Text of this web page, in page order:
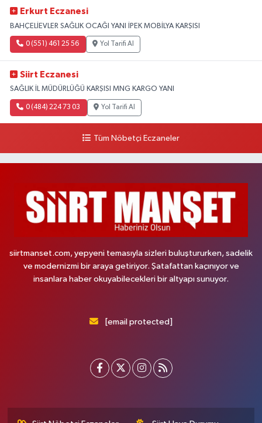
Erkurt Eczanesi
BAHÇELİEVLER SAĞLIK OCAĞI YANI İPEK MOBİLYA KARŞISI
0 (551) 461 25 56 Yol Tarifi Al
Siirt Eczanesi
SAĞLIK İL MÜDÜRLÜĞÜ KARŞISI MNG KARGO YANI
0 (484) 224 73 03 Yol Tarifi Al
Tüm Nöbetçi Eczaneler
siirtmanset.com, yepyeni temasıyla sizleri buluştururken, sadelik
ve modernizmi bir araya getiriyor. Şatafattan kaçınıyor ve
insanlara haber okuyabilecekleri bir altyapı sunuyor.
[email protected]